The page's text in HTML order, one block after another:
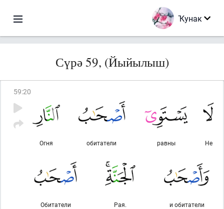
Ҡунак
Сүрә 59, (Йыйылыш)
59:20
Не
равны
обитатели
Огня
и обитатели
Рая.
Обитатели